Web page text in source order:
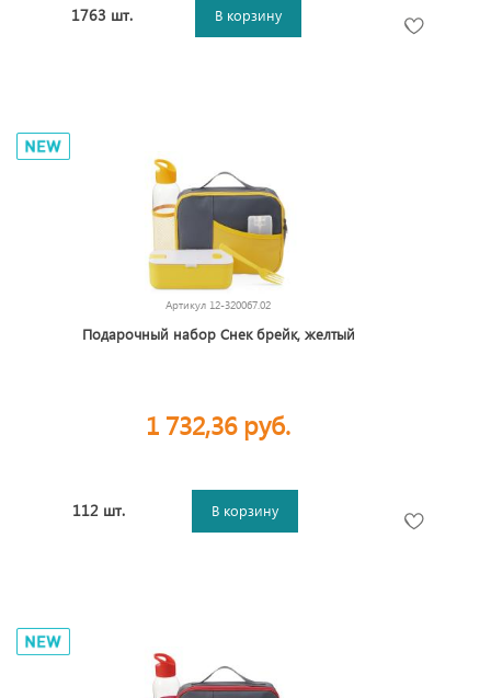
1763 шт. В корзину
Артикул 12-320067.02
Подарочный набор Снек брейк, желтый
1 732,36 руб.
112 шт. В корзину